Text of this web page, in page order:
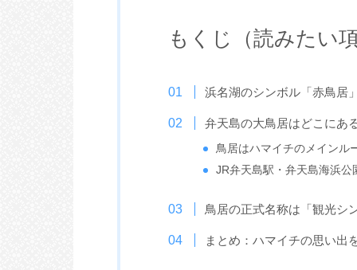
もくじ（読みたい
浜名湖のシンボル「赤鳥居
弁天島の大鳥居はどこにあ
鳥居はハマイチのメインル
JR弁天島駅・弁天島海浜公
鳥居の正式名称は「観光シ
まとめ：ハマイチの思い出